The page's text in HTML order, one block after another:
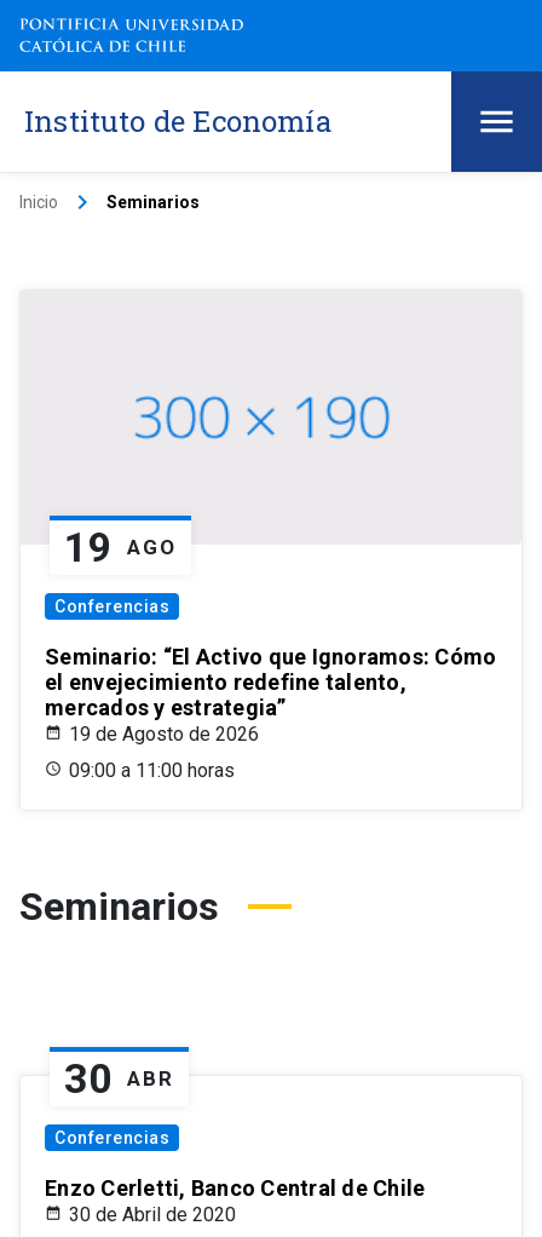
Instituto de Economía
Inicio keyboard_arrow_right Seminarios
19 AGO
Conferencias
Seminario: “El Activo que Ignoramos: Cómo
el envejecimiento redefine talento,
mercados y estrategia”
19 de Agosto de 2026
09:00 a 11:00 horas
Seminarios
30 ABR
Conferencias
Enzo Cerletti, Banco Central de Chile
30 de Abril de 2020